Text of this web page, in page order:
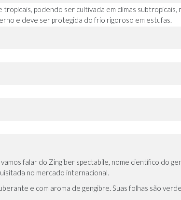
tropicais, podendo ser cultivada em climas
e deve ser protegida do frio rigoroso em estufas.
falar do Zingiber spectabile, nome científico do
no mercado internacional.
e com aroma de gengibre. Suas folhas são